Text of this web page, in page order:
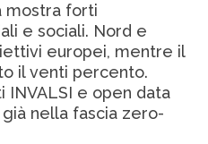
mostra forti
e sociali. Nord e
europei, mentre il
il venti percento.
INVALSI e open data
nella fascia zero-